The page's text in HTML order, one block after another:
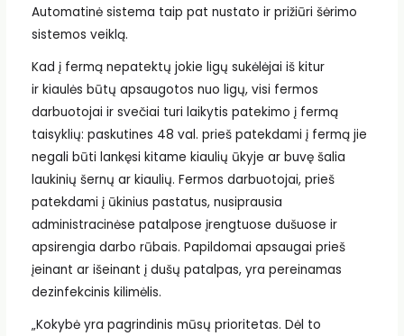
Automatinė sistema taip pat nustato ir prižiūri šėrimo
sistemos veiklą.
Kad į fermą nepatektų jokie ligų sukėlėjai iš kitur
ir kiaulės būtų apsaugotos nuo ligų, visi fermos
darbuotojai ir svečiai turi laikytis patekimo į fermą
taisyklių: paskutines 48 val. prieš patekdami į fermą jie
negali būti lankęsi kitame kiaulių ūkyje ar buvę šalia
laukinių šernų ar kiaulių. Fermos darbuotojai, prieš
patekdami į ūkinius pastatus, nusiprausia
administracinėse patalpose įrengtuose dušuose ir
apsirengia darbo rūbais. Papildomai apsaugai prieš
įeinant ar išeinant į dušų patalpas, yra pereinamas
dezinfekcinis kilimėlis.
„Kokybė yra pagrindinis mūsų prioritetas. Dėl to